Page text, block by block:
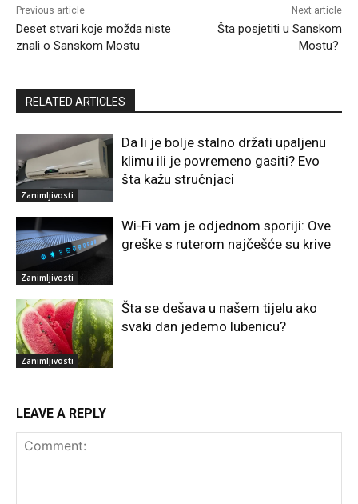
Previous article
Deset stvari koje možda niste
znali o Sanskom Mostu
Next article
Šta posjetiti u Sanskom
Mostu?
RELATED ARTICLES
Zanimljivosti
Da li je bolje stalno držati upaljenu
klimu ili je povremeno gasiti? Evo
šta kažu stručnjaci
Zanimljivosti
Wi-Fi vam je odjednom sporiji: Ove
greške s ruterom najčešće su krive
Zanimljivosti
Šta se dešava u našem tijelu ako
svaki dan jedemo lubenicu?
LEAVE A REPLY